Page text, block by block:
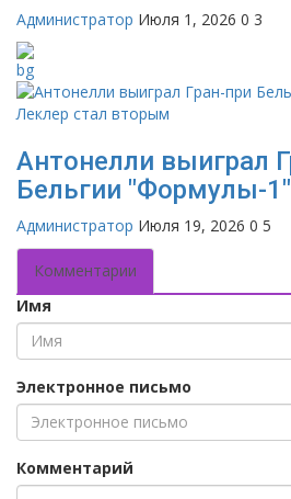
Администратор Июля 1, 2026 0 3
Антонелли выиграл
Бельгии "Формулы-
Администратор Июля 19, 2026 0 5
Комментарии
Имя
Электронное письмо
Комментарий